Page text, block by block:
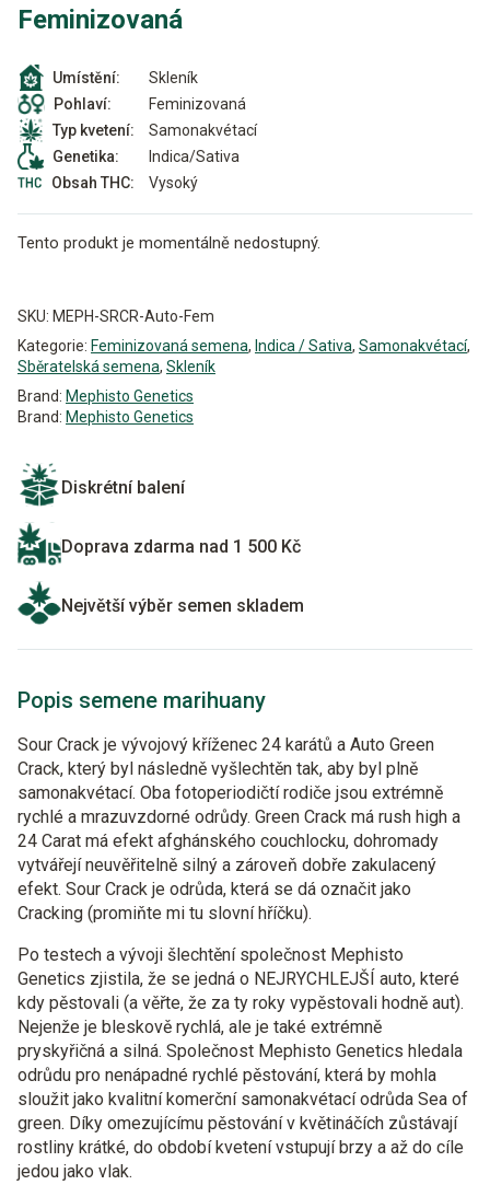
Feminizovaná
Umístění:
Skleník
Pohlaví:
Feminizovaná
Typ kvetení:
Samonakvétací
Genetika:
Indica/Sativa
Obsah THC:
Vysoký
Tento produkt je momentálně nedostupný.
SKU: MEPH-SRCR-Auto-Fem
Kategorie: Feminizovaná semena, Indica / Sativa, Samonakvétací,
Sběratelská semena, Skleník
Brand: Mephisto Genetics
Brand: Mephisto Genetics
Diskrétní balení
Doprava zdarma nad 1 500 Kč
Největší výběr semen skladem
Popis semene marihuany
Sour Crack je vývojový kříženec 24 karátů a Auto Green
Crack, který byl následně vyšlechtěn tak, aby byl plně
samonakvétací. Oba fotoperiodičtí rodiče jsou extrémně
rychlé a mrazuvzdorné odrůdy. Green Crack má rush high a
24 Carat má efekt afghánského couchlocku, dohromady
vytvářejí neuvěřitelně silný a zároveň dobře zakulacený
efekt. Sour Crack je odrůda, která se dá označit jako
Cracking (promiňte mi tu slovní hříčku).
Po testech a vývoji šlechtění společnost Mephisto
Genetics zjistila, že se jedná o NEJRYCHLEJŠÍ auto, které
kdy pěstovali (a věřte, že za ty roky vypěstovali hodně aut).
Nejenže je bleskově rychlá, ale je také extrémně
pryskyřičná a silná. Společnost Mephisto Genetics hledala
odrůdu pro nenápadné rychlé pěstování, která by mohla
sloužit jako kvalitní komerční samonakvétací odrůda Sea of
green. Díky omezujícímu pěstování v květináčích zůstávají
rostliny krátké, do období kvetení vstupují brzy a až do cíle
jedou jako vlak.